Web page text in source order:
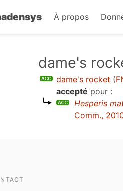
À propos
dame's
dame's rocket (
accepté pour :
Hesperis
Comm., 2010